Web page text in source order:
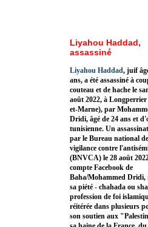
Liyahou Haddad,
assassiné
Liyahou Haddad, juif
ans, a été assassiné à
couteau et de hache le
août 2022, à Longperrier
et-Marne), par
Dridi, âgé de 24 ans et
tunisienne. Un
par le Bureau national de
vigilance contre
(BNVCA) le 28 août
compte Facebook de
Baha/Mohammed Dridi,
sa piété - chahada ou
profession de foi
réitérée dans plusieurs
son soutien aux